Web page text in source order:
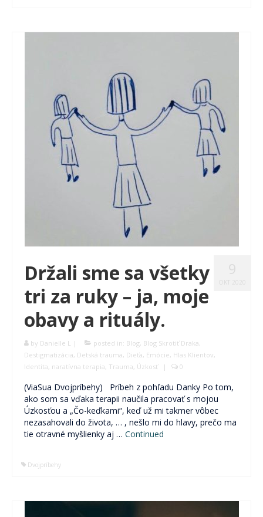
Držali sme sa všetky
tri za ruky – ja, moje
obavy a rituály.
by Danielle L | posted in: Blog, Blog Skrotiť Draka,
Destigmatizácia, Detská trauma, Dieťa, Emócie, Hlas Klientov,
Identita, naratívna terapia, Trauma, Úzkosť | 0
(ViaSua Dvojpríbehy) Príbeh z pohľadu Danky Po tom,
ako som sa vďaka terapii naučila pracovať s mojou
Úzkosťou a „Čo-keďkami“, keď už mi takmer vôbec
nezasahovali do života, … , nešlo mi do hlavy, prečo ma
tie otravné myšlienky aj … Continued
Dvojpríbehy